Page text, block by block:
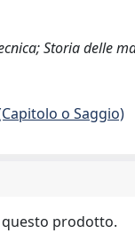
Storia delle
o Saggio)
questo prodotto.